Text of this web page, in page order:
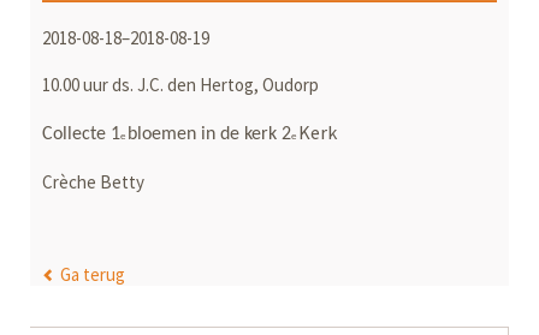
2018-08-18–2018-08-19
10.00 uur ds. J.C. den Hertog, Oudorp
Collecte 1e bloemen in de kerk 2e Kerk
Crèche Betty
Ga terug